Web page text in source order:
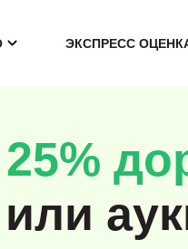
ЭКСПРЕСС